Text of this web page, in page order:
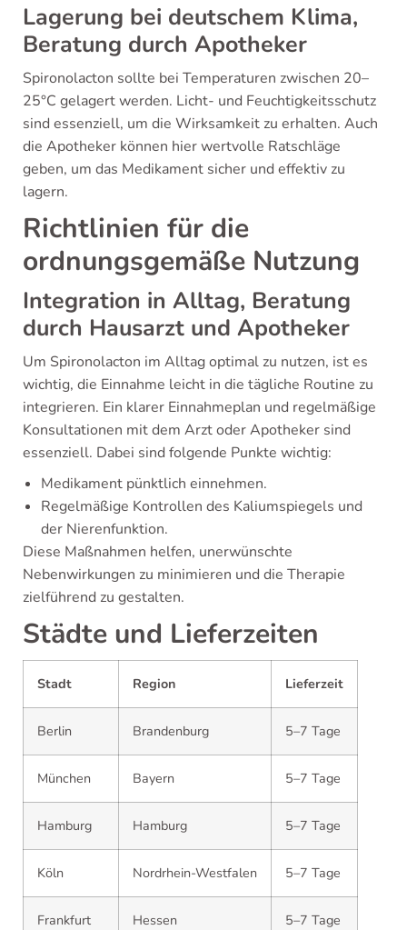
Lagerung bei deutschem Klima,
Beratung durch Apotheker
Spironolacton sollte bei Temperaturen zwischen 20–
25°C gelagert werden. Licht- und Feuchtigkeitsschutz
sind essenziell, um die Wirksamkeit zu erhalten. Auch
die Apotheker können hier wertvolle Ratschläge
geben, um das Medikament sicher und effektiv zu
lagern.
Richtlinien für die
ordnungsgemäße Nutzung
Integration in Alltag, Beratung
durch Hausarzt und Apotheker
Um Spironolacton im Alltag optimal zu nutzen, ist es
wichtig, die Einnahme leicht in die tägliche Routine zu
integrieren. Ein klarer Einnahmeplan und regelmäßige
Konsultationen mit dem Arzt oder Apotheker sind
essenziell. Dabei sind folgende Punkte wichtig:
Medikament pünktlich einnehmen.
Regelmäßige Kontrollen des Kaliumspiegels und
der Nierenfunktion.
Diese Maßnahmen helfen, unerwünschte
Nebenwirkungen zu minimieren und die Therapie
zielführend zu gestalten.
Städte und Lieferzeiten
Stadt Region Lieferzeit
Berlin Brandenburg 5–7 Tage
München Bayern 5–7 Tage
Hamburg Hamburg 5–7 Tage
Köln Nordrhein-Westfalen 5–7 Tage
Frankfurt Hessen 5–7 Tage